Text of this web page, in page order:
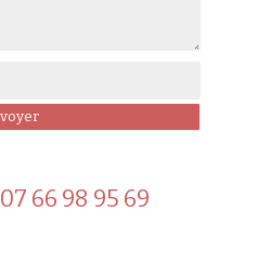
07 66 98 95 69